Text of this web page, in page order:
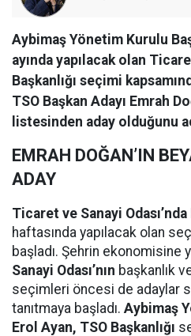
Aybimaş Yönetim Kurulu
ayında yapılacak olan
Başkanlığı seçimi
TSO Başkan Adayı Emrah
listesinden aday olduğunu
EMRAH DOĞAN’IN
ADAY
Ticaret ve Sanayi Odası’nda
haftasında yapılacak olan
başladı. Şehrin ekonomisine
Sanayi Odası’nın başkanlık
seçimleri öncesi de adaylar
tanıtmaya başladı. Aybimaş
Erol Ayan, TSO Başkanlığı